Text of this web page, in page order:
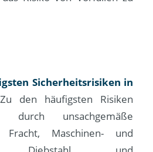
Sicherheitsrisiken in
Zu den häufigsten Risiken
durch unsachgemäße
Fracht, Maschinen- und